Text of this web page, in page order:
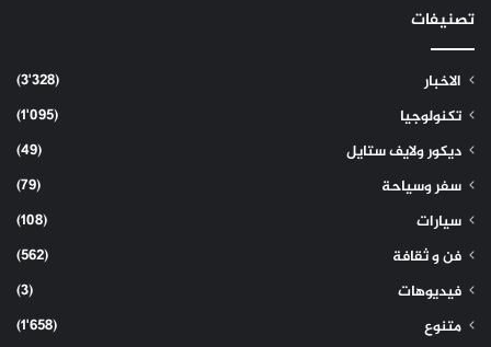
تصنيفات
الاخبار
(3٬328)
تكنولوجيا
(1٬095)
ديكور ولايف ستايل
(49)
سفر وسياحة
(79)
سيارات
(108)
فن و ثقافة
(562)
فيديوهات
(3)
متنوع
(1٬658)